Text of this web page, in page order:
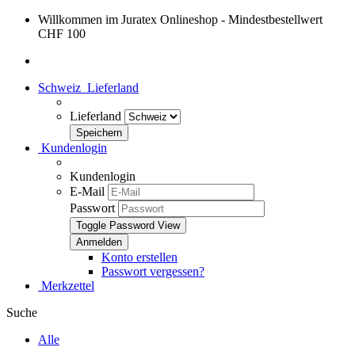
Willkommen im Juratex Onlineshop - Mindestbestellwert
CHF 100
Schweiz Lieferland
Lieferland
Kundenlogin
Kundenlogin
E-Mail
Passwort
Toggle Password View
Konto erstellen
Passwort vergessen?
Merkzettel
Suche
Alle